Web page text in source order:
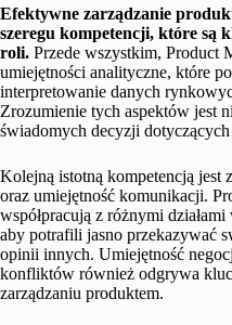
Efektywne zarządzanie
szeregu kompetencji, które są
roli. Przede wszystkim, Product
umiejętności analityczne, które
interpretowanie danych
Zrozumienie tych aspektów jest
świadomych decyzji
Kolejną istotną kompetencją jest
oraz umiejętność komunikacji.
współpracują z różnymi
aby potrafili jasno przekazywać
opinii innych. Umiejętność
konfliktów również odgrywa
zarządzaniu produktem.